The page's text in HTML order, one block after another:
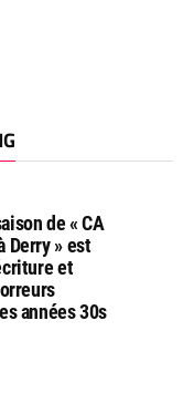
de « CA
Derry » est
et
années 30s